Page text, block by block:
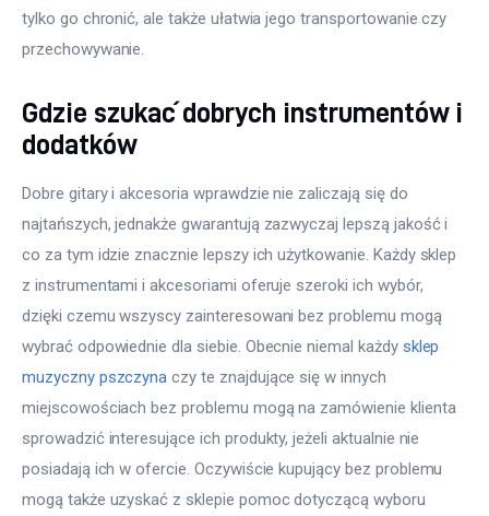
tylko go chronić, ale także ułatwia jego transportowanie czy
przechowywanie.
Gdzie szukać dobrych instrumentów i
dodatków
Dobre gitary i akcesoria wprawdzie nie zaliczają się do
najtańszych, jednakże gwarantują zazwyczaj lepszą jakość i
co za tym idzie znacznie lepszy ich użytkowanie. Każdy sklep
z instrumentami i akcesoriami oferuje szeroki ich wybór,
dzięki czemu wszyscy zainteresowani bez problemu mogą
wybrać odpowiednie dla siebie. Obecnie niemal każdy sklep
muzyczny pszczyna czy te znajdujące się w innych
miejscowościach bez problemu mogą na zamówienie klienta
sprowadzić interesujące ich produkty, jeżeli aktualnie nie
posiadają ich w ofercie. Oczywiście kupujący bez problemu
mogą także uzyskać z sklepie pomoc dotyczącą wyboru